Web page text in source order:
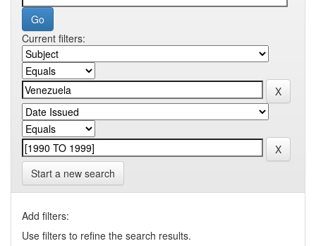
Current filters:
Start a new search
Add filters:
Use filters to refine the search results.